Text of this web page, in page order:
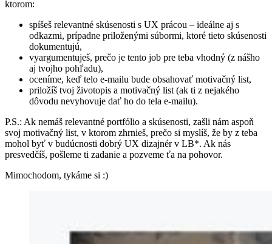
ktorom:
spíšeš relevantné skúsenosti s UX prácou – ideálne aj s
odkazmi, prípadne priloženými súbormi, ktoré tieto skúsenosti
dokumentujú,
vyargumentuješ, prečo je tento job pre teba vhodný (z nášho
aj tvojho pohľadu),
oceníme, keď telo e-mailu bude obsahovať motivačný list,
priložíš tvoj životopis a motivačný list (ak ti z nejakého
dôvodu nevyhovuje dať ho do tela e-mailu).
P.S.: Ak nemáš relevantné portfólio a skúsenosti, zašli nám aspoň
svoj motivačný list, v ktorom zhrnieš, prečo si myslíš, že by z teba
mohol byť v budúcnosti dobrý UX dizajnér v LB*. Ak nás
presvedčíš, pošleme ti zadanie a pozveme ťa na pohovor.
Mimochodom, tykáme si :)